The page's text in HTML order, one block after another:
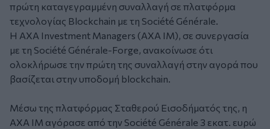
πρώτη καταγεγραμμένη συναλλαγή σε πλατφόρμα
τεχνολογίας Blockchain με τη Société Générale.
Η AXA Investment Managers (AXA IM), σε συνεργασία
με τη Société Générale-Forge, ανακοίνωσε ότι
ολοκλήρωσε την πρώτη της συναλλαγή στην αγορά που
βασίζεται στην υποδομή blockchain.
Μέσω της πλατφόρμας Σταθερού Εισοδήματός της, η
AXA IM αγόρασε από την Société Générale 3 εκατ. ευρώ